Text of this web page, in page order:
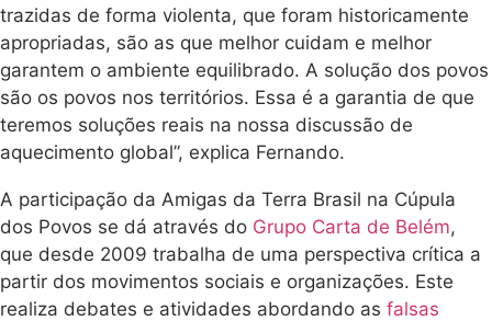
trazidas de forma violenta, que foram historicamente
apropriadas, são as que melhor cuidam e melhor
garantem o ambiente equilibrado. A solução dos povos
são os povos nos territórios. Essa é a garantia de que
teremos soluções reais na nossa discussão de
aquecimento global”, explica Fernando.
A participação da Amigas da Terra Brasil na Cúpula
dos Povos se dá através do Grupo Carta de Belém,
que desde 2009 trabalha de uma perspectiva crítica a
partir dos movimentos sociais e organizações. Este
realiza debates e atividades abordando as falsas